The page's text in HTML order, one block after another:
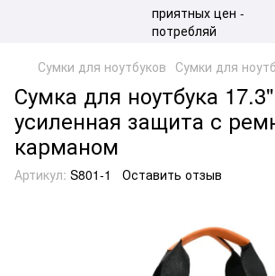
Сумки для ноутбуков Сумки для
Сумка для ноутбука
усиленная защита с
карманом
Артикул: S801-1 Оставить отзыв